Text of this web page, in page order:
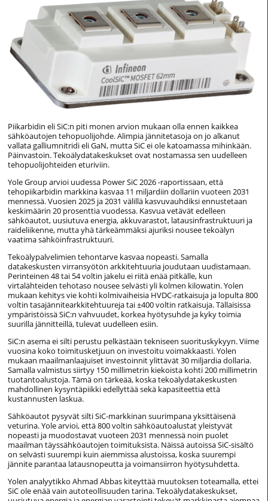
Piikarbidin eli SiC:n piti monen arvion mukaan olla ennen kaikkea
sähköautojen tehopuolijohde. Alimpia jännitetasoja on jo alkanut
vallata galliumnitridi eli GaN, mutta SiC ei ole katoamassa mihinkään.
Päinvastoin. Tekoälydatakeskukset ovat nostamassa sen uudelleen
tehopuolijohteiden eturiviin.
Yole Group arvioi uudessa Power SiC 2026 -raportissaan, että
tehopiikarbidin markkina kasvaa 11 miljardiin dollariin vuoteen 2031
mennessä. Vuosien 2025 ja 2031 välillä kasvuvauhdiksi ennustetaan
keskimäärin 20 prosenttia vuodessa. Kasvua vetävät edelleen
sähköautot, uusiutuva energia, akkuvarastot, latausinfrastruktuuri ja
raideliikenne, mutta yhä tärkeämmäksi ajuriksi nousee tekoälyn
vaatima sähköinfrastruktuuri.
Tekoälypalvelimien tehontarve kasvaa nopeasti. Samalla
datakeskusten virransyötön arkkitehtuuria joudutaan uudistamaan.
Perinteinen 48 tai 54 voltin jakelu ei riitä enää pitkälle, kun
virtalähteiden tehotaso nousee selvästi yli kolmen kilowatin. Yolen
mukaan kehitys vie kohti kolmivaiheisia HVDC-ratkaisuja ja lopulta 800
voltin tasajännitearkkitehtuureja tai ±400 voltin ratkaisuja. Tällaisissa
ympäristöissä SiC:n vahvuudet, korkea hyötysuhde ja kyky toimia
suurilla jännitteillä, tulevat uudelleen esiin.
SiC:n asema ei silti perustu pelkästään tekniseen suorituskykyyn. Viime
vuosina koko toimitusketjuun on investoitu voimakkaasti. Yolen
mukaan maailmanlaajuiset investoinnit ylittävät 30 miljardia dollaria.
Samalla valmistus siirtyy 150 millimetrin kiekoista kohti 200 millimetrin
tuotantoalustoja. Tämä on tärkeää, koska tekoälydatakeskusten
mahdollinen kysyntäpiikki edellyttää sekä kapasiteettia että
kustannusten laskua.
Sähköautot pysyvät silti SiC-markkinan suurimpana yksittäisenä
veturina. Yole arvioi, että 800 voltin sähköautoalustat yleistyvät
nopeasti ja muodostavat vuoteen 2031 mennessä noin puolet
maailman täyssähköautojen toimituksista. Näissä autoissa SiC-sisältö
on selvästi suurempi kuin aiemmissa alustoissa, koska suurempi
jännite parantaa latausnopeutta ja voimansiirron hyötysuhdetta.
Yolen analyytikko Ahmad Abbas kiteyttää muutoksen toteamalla, ettei
SiC ole enää vain autoteollisuuden tarina. Tekoälydatakeskukset,